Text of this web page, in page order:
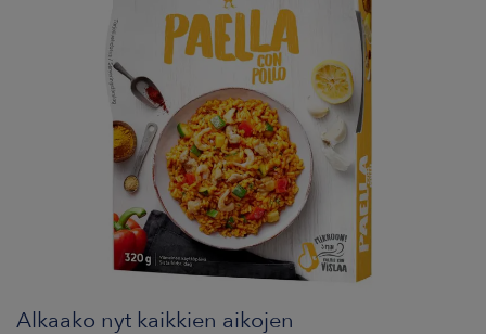
UUTISHUONE
Alkaako nyt kaikkien aikojen